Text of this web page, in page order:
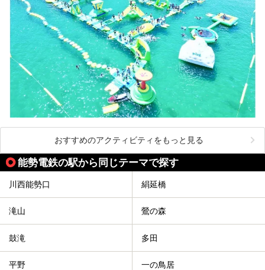
おすすめのアクティビティをもっと見る
能勢電鉄の駅から同じテーマで探す
川西能勢口 絹延橋
滝山 鶯の森
鼓滝 多田
平野 一の鳥居